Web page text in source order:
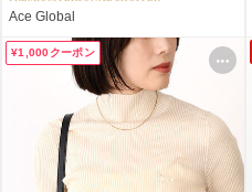
Ace Global
¥1,000クーポン